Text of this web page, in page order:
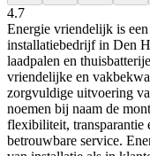
4.7
Energie vriendelijk is
installatiebedrijf in Den
laadpalen en
vriendelijke en
zorgvuldige uitvoering
noemen bij naam de
flexibiliteit, transparantie
betrouwbare service.